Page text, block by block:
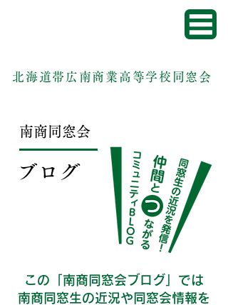
北海道帯広南商業高等学校同窓会
南商同窓会
ブログ
この「南商同窓会ブログ」では
南商同窓生の近況や同窓会情報を